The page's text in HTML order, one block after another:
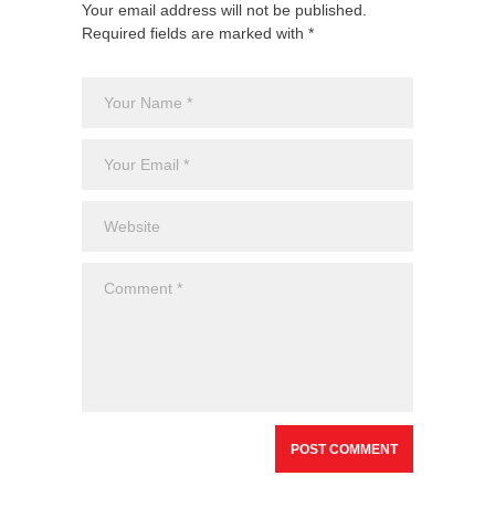
Your email address will not be published.
Required fields are marked with *